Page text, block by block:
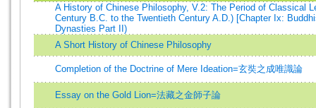
A History of Chinese Philosophy, V.2: The Period of Classical
Century B.C. to the Twentieth Century A.D.) [Chapter Ix:
Dynasties Part II)
A Short History of Chinese Philosophy
Completion of the Doctrine of Mere Ideation=玄奘之成唯識論
Essay on the Gold Lion=法藏之金師子論